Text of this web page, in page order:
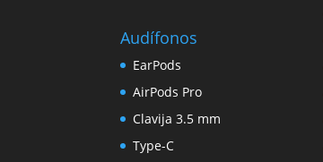
Audífonos
EarPods
AirPods Pro
Clavija 3.5 mm
Type-C